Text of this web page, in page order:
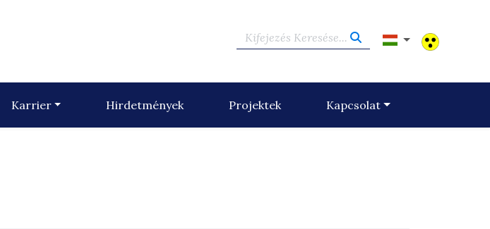
Kifejezés Keresése...
Karrier Hirdetmények Projektek Kapcsolat